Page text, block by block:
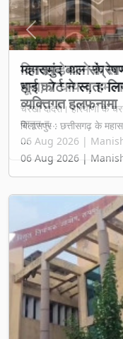
दिनदहाड़े थाने के
भूना; 7 घायल,
चरखी दादरी। हरियाणा के
कानून-व्...
06 Aug 2026 |
Previous